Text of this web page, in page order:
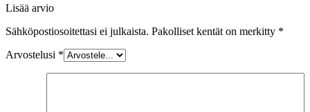
Lisää arvio
Sähköpostiosoitettasi ei julkaista. Pakolliset kentät on merkitty *
Arvostelusi *